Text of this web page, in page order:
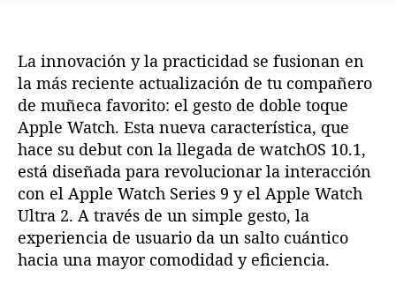
La innovación y la practicidad se fusionan en
la más reciente actualización de tu compañero
de muñeca favorito: el gesto de doble toque
Apple Watch. Esta nueva característica, que
hace su debut con la llegada de watchOS 10.1,
está diseñada para revolucionar la interacción
con el Apple Watch Series 9 y el Apple Watch
Ultra 2. A través de un simple gesto, la
experiencia de usuario da un salto cuántico
hacia una mayor comodidad y eficiencia.